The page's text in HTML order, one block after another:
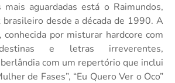
mais aguardadas está o Raimundos,
brasileiro desde a década de 1990. A
conhecida por misturar hardcore com
e letras irreverentes,
com um repertório que inclui
de Fases”, “Eu Quero Ver o Oco”